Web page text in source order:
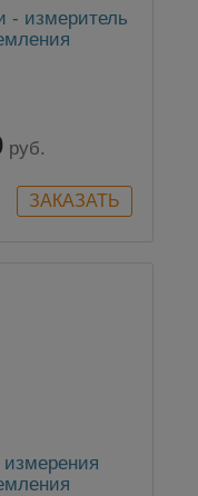
- измеритель
руб.